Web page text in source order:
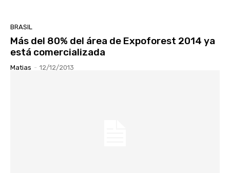
BRASIL
Más del 80% del área de Expoforest 2014 ya
está comercializada
Matias - 12/12/2013